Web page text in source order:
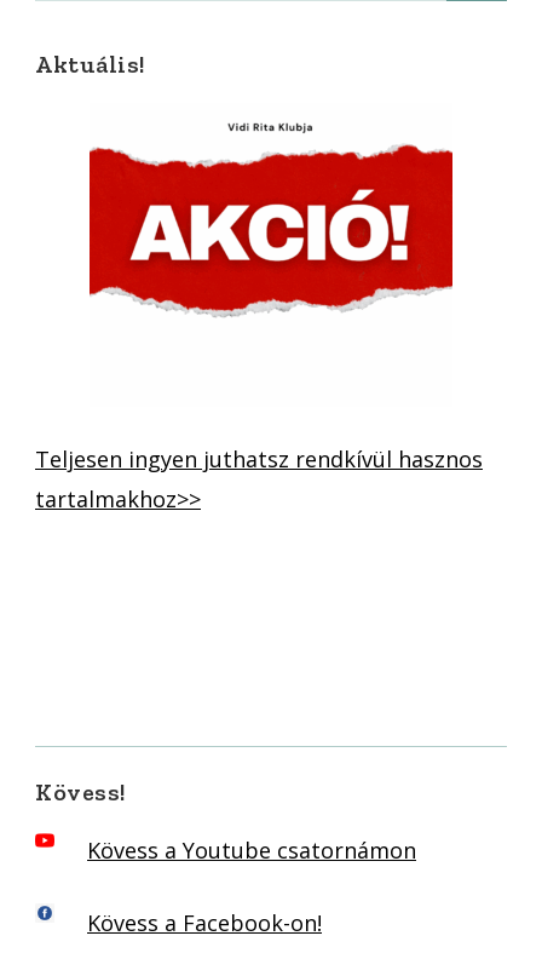
Aktuális!
Teljesen ingyen juthatsz rendkívül hasznos
tartalmakhoz>>
Kövess!
Kövess a Youtube csatornámon
Kövess a Facebook-on!